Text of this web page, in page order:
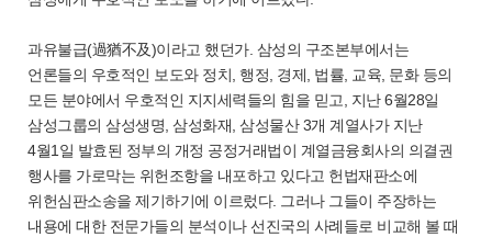
과유불급(過猶不及)이라고 했던가. 삼성의 구조본부에서는
언론들의 우호적인 보도와 정치, 행정, 경제, 법률, 교육, 문화 등의
모든 분야에서 우호적인 지지세력들의 힘을 믿고, 지난 6월28일
삼성그룹의 삼성생명, 삼성화재, 삼성물산 3개 계열사가 지난
4월1일 발효된 정부의 개정 공정거래법이 계열금융회사의 의결권
행사를 가로막는 위헌조항을 내포하고 있다고 헌법재판소에
위헌심판소송을 제기하기에 이르렀다. 그러나 그들이 주장하는
내용에 대한 전문가들의 분석이나 선진국의 사례들로 비교해 볼 때